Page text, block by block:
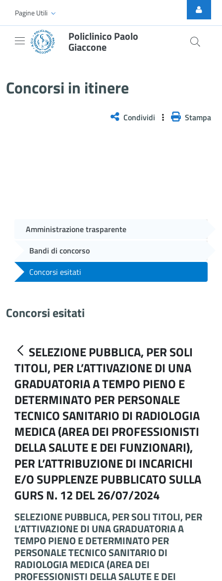
Skip to Main Content
Pagine Utili
Policlinico Paolo
Giaccone
Concorsi in itinere
Condividi Stampa
Amministrazione trasparente
Bandi di concorso
Concorsi esitati
Concorsi esitati
SELEZIONE PUBBLICA, PER SOLI
TITOLI, PER L’ATTIVAZIONE DI UNA
GRADUATORIA A TEMPO PIENO E
DETERMINATO PER PERSONALE
TECNICO SANITARIO DI RADIOLOGIA
MEDICA (AREA DEI PROFESSIONISTI
DELLA SALUTE E DEI FUNZIONARI),
PER L’ATTRIBUZIONE DI INCARICHI
E/O SUPPLENZE PUBBLICATO SULLA
GURS N. 12 DEL 26/07/2024
SELEZIONE PUBBLICA, PER SOLI TITOLI, PER
L’ATTIVAZIONE DI UNA GRADUATORIA A
TEMPO PIENO E DETERMINATO PER
PERSONALE TECNICO SANITARIO DI
RADIOLOGIA MEDICA (AREA DEI
PROFESSIONISTI DELLA SALUTE E DEI